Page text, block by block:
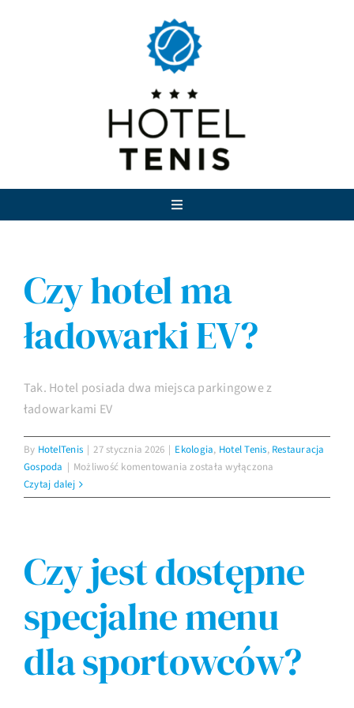
Toggle
Restauracja Gospoda
Atrakcje
Imprezy
Galeria
Czy hotel ma
ładowarki EV?
Tak. Hotel posiada dwa miejsca parkingowe z
ładowarkami EV
By HotelTenis | 27 stycznia 2026 | Ekologia, Hotel Tenis, Restauracja
Gospoda | Możliwość komentowaniaCzy
ma
została wyłączona
Czytaj dalej
Czy jest dostępne
specjalne menu
dla sportowców?